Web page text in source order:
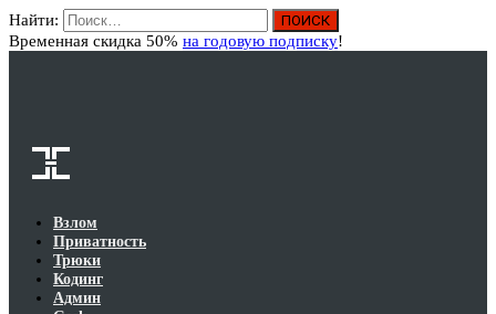
Найти:
Временная скидка 50% на годовую подписку!
Взлом
Приватность
Трюки
Кодинг
Админ